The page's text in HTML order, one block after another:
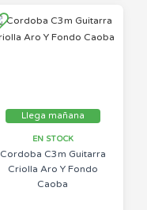
Llega mañana
EN STOCK
Cordoba C3m Guitarra
Criolla Aro Y Fondo
Caoba